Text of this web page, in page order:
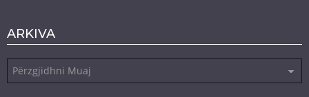
ARKIVA